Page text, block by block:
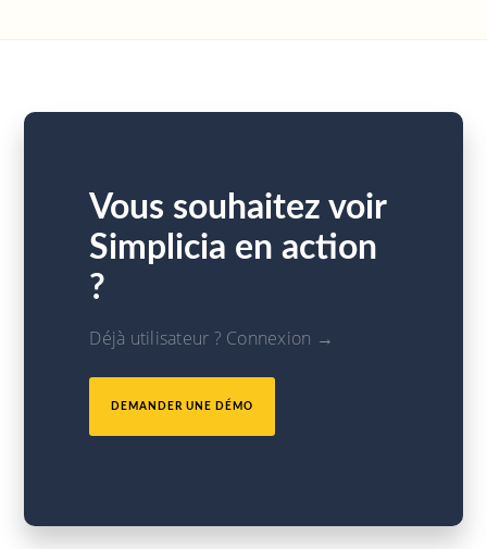
Vous souhaitez voir
Simplicia en action
?
Déjà utilisateur ? Connexion →
DEMANDER UNE DÉMO